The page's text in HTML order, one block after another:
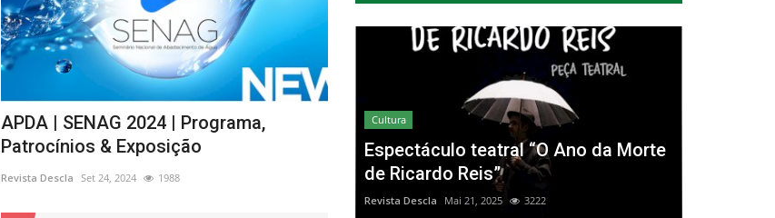
APDA | SENAG 2024 | Programa,
Patrocínios & Exposição
Revista Descla Set 24, 2024 1988
Cultura
Espectáculo teatral “O Ano da Morte
de Ricardo Reis”
Revista Descla Mai 21, 2025 3222